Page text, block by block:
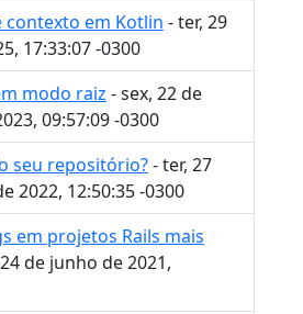
contexto em Kotlin - ter, 29
17:33:07 -0300
modo raiz - sex, 22 de
09:57:09 -0300
seu repositório?- ter, 27
2022, 12:50:35 -0300
em projetos Rails mais
de junho de 2021,